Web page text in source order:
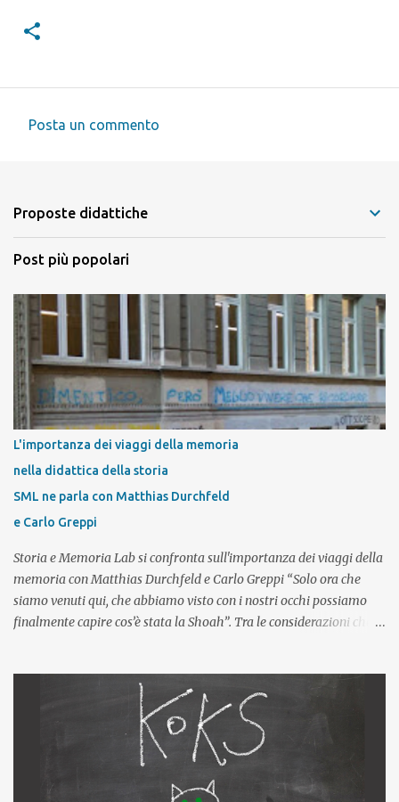
m
n
t
Posta un commento
Proposte didattiche
Post più popolari
L'importanza dei viaggi della memoria
nella didattica della storia
SML ne parla con Matthias Durchfeld
e Carlo Greppi
Storia e Memoria Lab si confronta sull'importanza dei viaggi della
memoria con Matthias Durchfeld e Carlo Greppi “Solo ora che
siamo venuti qui, che abbiamo visto con i nostri occhi possiamo
finalmente capire cos’è stata la Shoah”. Tra le considerazioni che i
complesso concentrazionario di Auschwitz-Birkenau – questa è
una delle affermazioni più frequenti. Questo tipo di riflessione
impone allora un primo, importante, interrogativo: partecipare a
un viaggio della memoria, visitare uno dei luoghi in cui la Shoah è
stata perpetrata è effettivamente fondamentale per
comprenderla? E se il viaggio riveste una parte così importante nel